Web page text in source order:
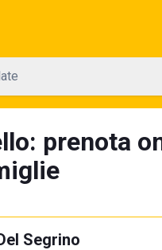
prenota
Segrino